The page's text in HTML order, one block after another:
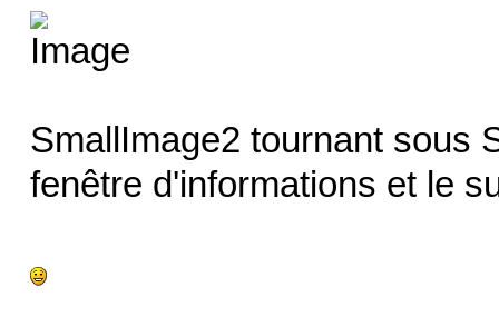
SmallImage2 tournant sous
fenêtre d'informations et le